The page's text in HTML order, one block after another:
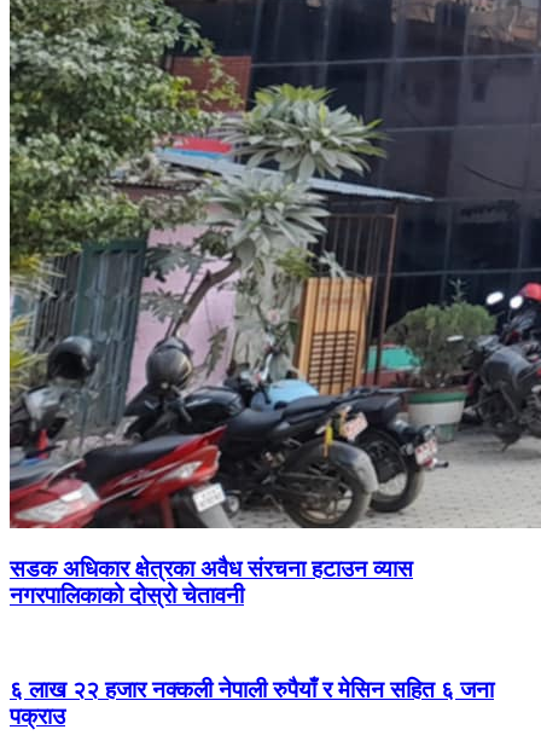
सडक अधिकार क्षेत्रका अवैध संरचना हटाउन व्यास
नगरपालिकाको दोस्रो चेतावनी
६ लाख २२ हजार नक्कली नेपाली रुपैयाँ र मेसिन सहित ६ जना
पक्राउ